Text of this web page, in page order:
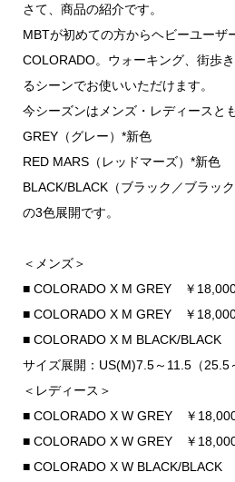
さて、商品の紹介です。
MBTが初めての方からヘビーユーザ
COLORADO。ウォーキング、街歩
るシーンでお使いいただけます。
今シーズンはメンズ・レディースと
GREY（グレー）*新色
RED MARS（レッドマーズ）*新色
BLACK/BLACK（ブラック／ブラッ
の3色展開です。
＜メンズ＞
■ COLORADO X M GREY ￥18,000
■ COLORADO X M GREY ￥18,000
■ COLORADO X M BLACK/BLACK
サイズ展開：US(M)7.5～11.5（25.5
＜レディース＞
■ COLORADO X W GREY ￥18,000
■ COLORADO X W GREY ￥18,000
■ COLORADO X W BLACK/BLACK